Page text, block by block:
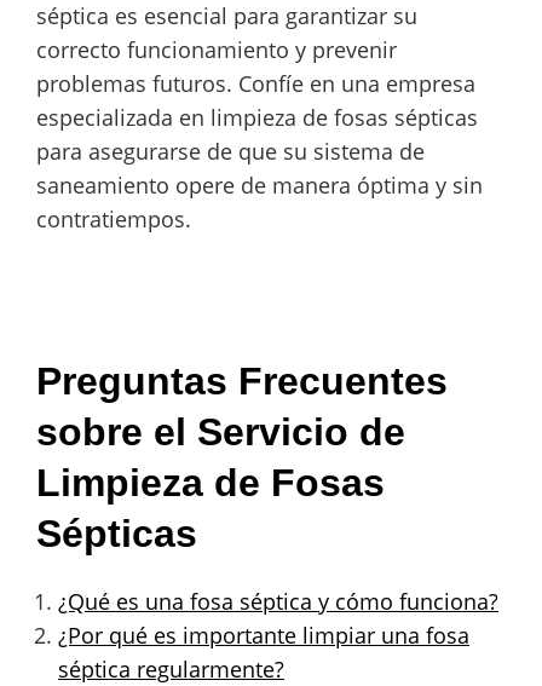
séptica es esencial para garantizar su
correcto funcionamiento y prevenir
problemas futuros. Confíe en una empresa
especializada en limpieza de fosas sépticas
para asegurarse de que su sistema de
saneamiento opere de manera óptima y sin
contratiempos.
Preguntas Frecuentes
sobre el Servicio de
Limpieza de Fosas
Sépticas
¿Qué es una fosa séptica y cómo funciona?
¿Por qué es importante limpiar una fosa
séptica regularmente?